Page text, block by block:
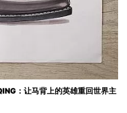
：让马背上的英雄重回世界主